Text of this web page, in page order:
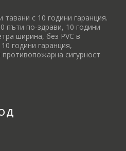
с 10 години гаранция.
пъти по-здрави, 10 години
ширина, без PVC в
години гаранция,
противопожарна сигурност